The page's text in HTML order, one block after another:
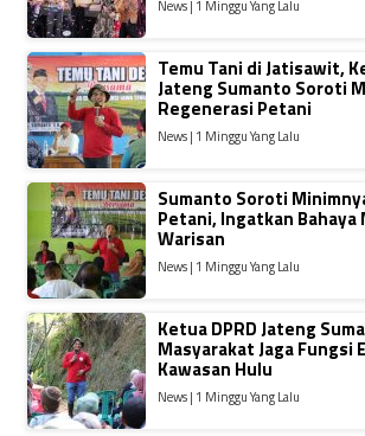
News | 1 Minggu Yang Lalu
Temu Tani di Jatisawit,
Jateng Sumanto Soroti
Regenerasi Petani
News | 1 Minggu Yang Lalu
Sumanto Soroti
Petani, Ingatkan Bahaya
Warisan
News | 1 Minggu Yang Lalu
Ketua DPRD Jateng
Masyarakat Jaga Fungsi
Kawasan Hulu
News | 1 Minggu Yang Lalu